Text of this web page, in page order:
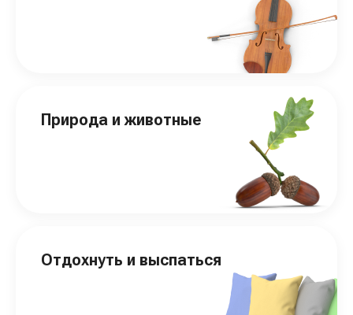
Природа и животные
Отдохнуть и выспаться